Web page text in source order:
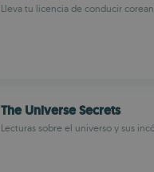
Lleva tu licencia de conducir
The Universe Secrets
Lecturas sobre el universo y sus